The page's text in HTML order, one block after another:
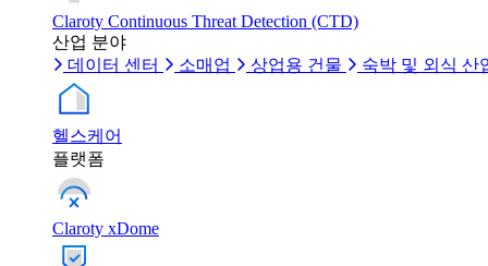
Claroty Continuous Threat Detection (CTD)
산업 분야
데이터 센터
소매업 상업용 건물 숙박 및 외식 산
헬스케어
플랫폼
Claroty xDome